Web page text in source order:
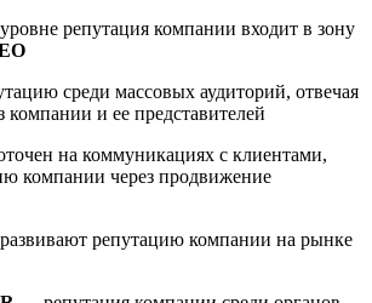
репутация компании входит в зону
среди массовых аудиторий, отвечая
компании и ее представителей
на коммуникациях с клиентами,
компании через продвижение
развивают репутацию компании на рынке